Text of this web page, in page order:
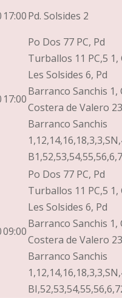
17:00Pd. Solsides 2
17:00
Po Dos 77 PC, Pd
Turballos 11 PC,5 1,
Les Solsides 6, Pd
Barranco Sanchis 1,
Costera de Valero
Barranco Sanchis
09:00
Po Dos 77 PC, Pd
Turballos 11 PC,5 1,
Les Solsides 6, Pd
Barranco Sanchis 1,
Costera de Valero
Barranco Sanchis